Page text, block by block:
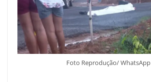
Foto Reprodução/ WhatsApp